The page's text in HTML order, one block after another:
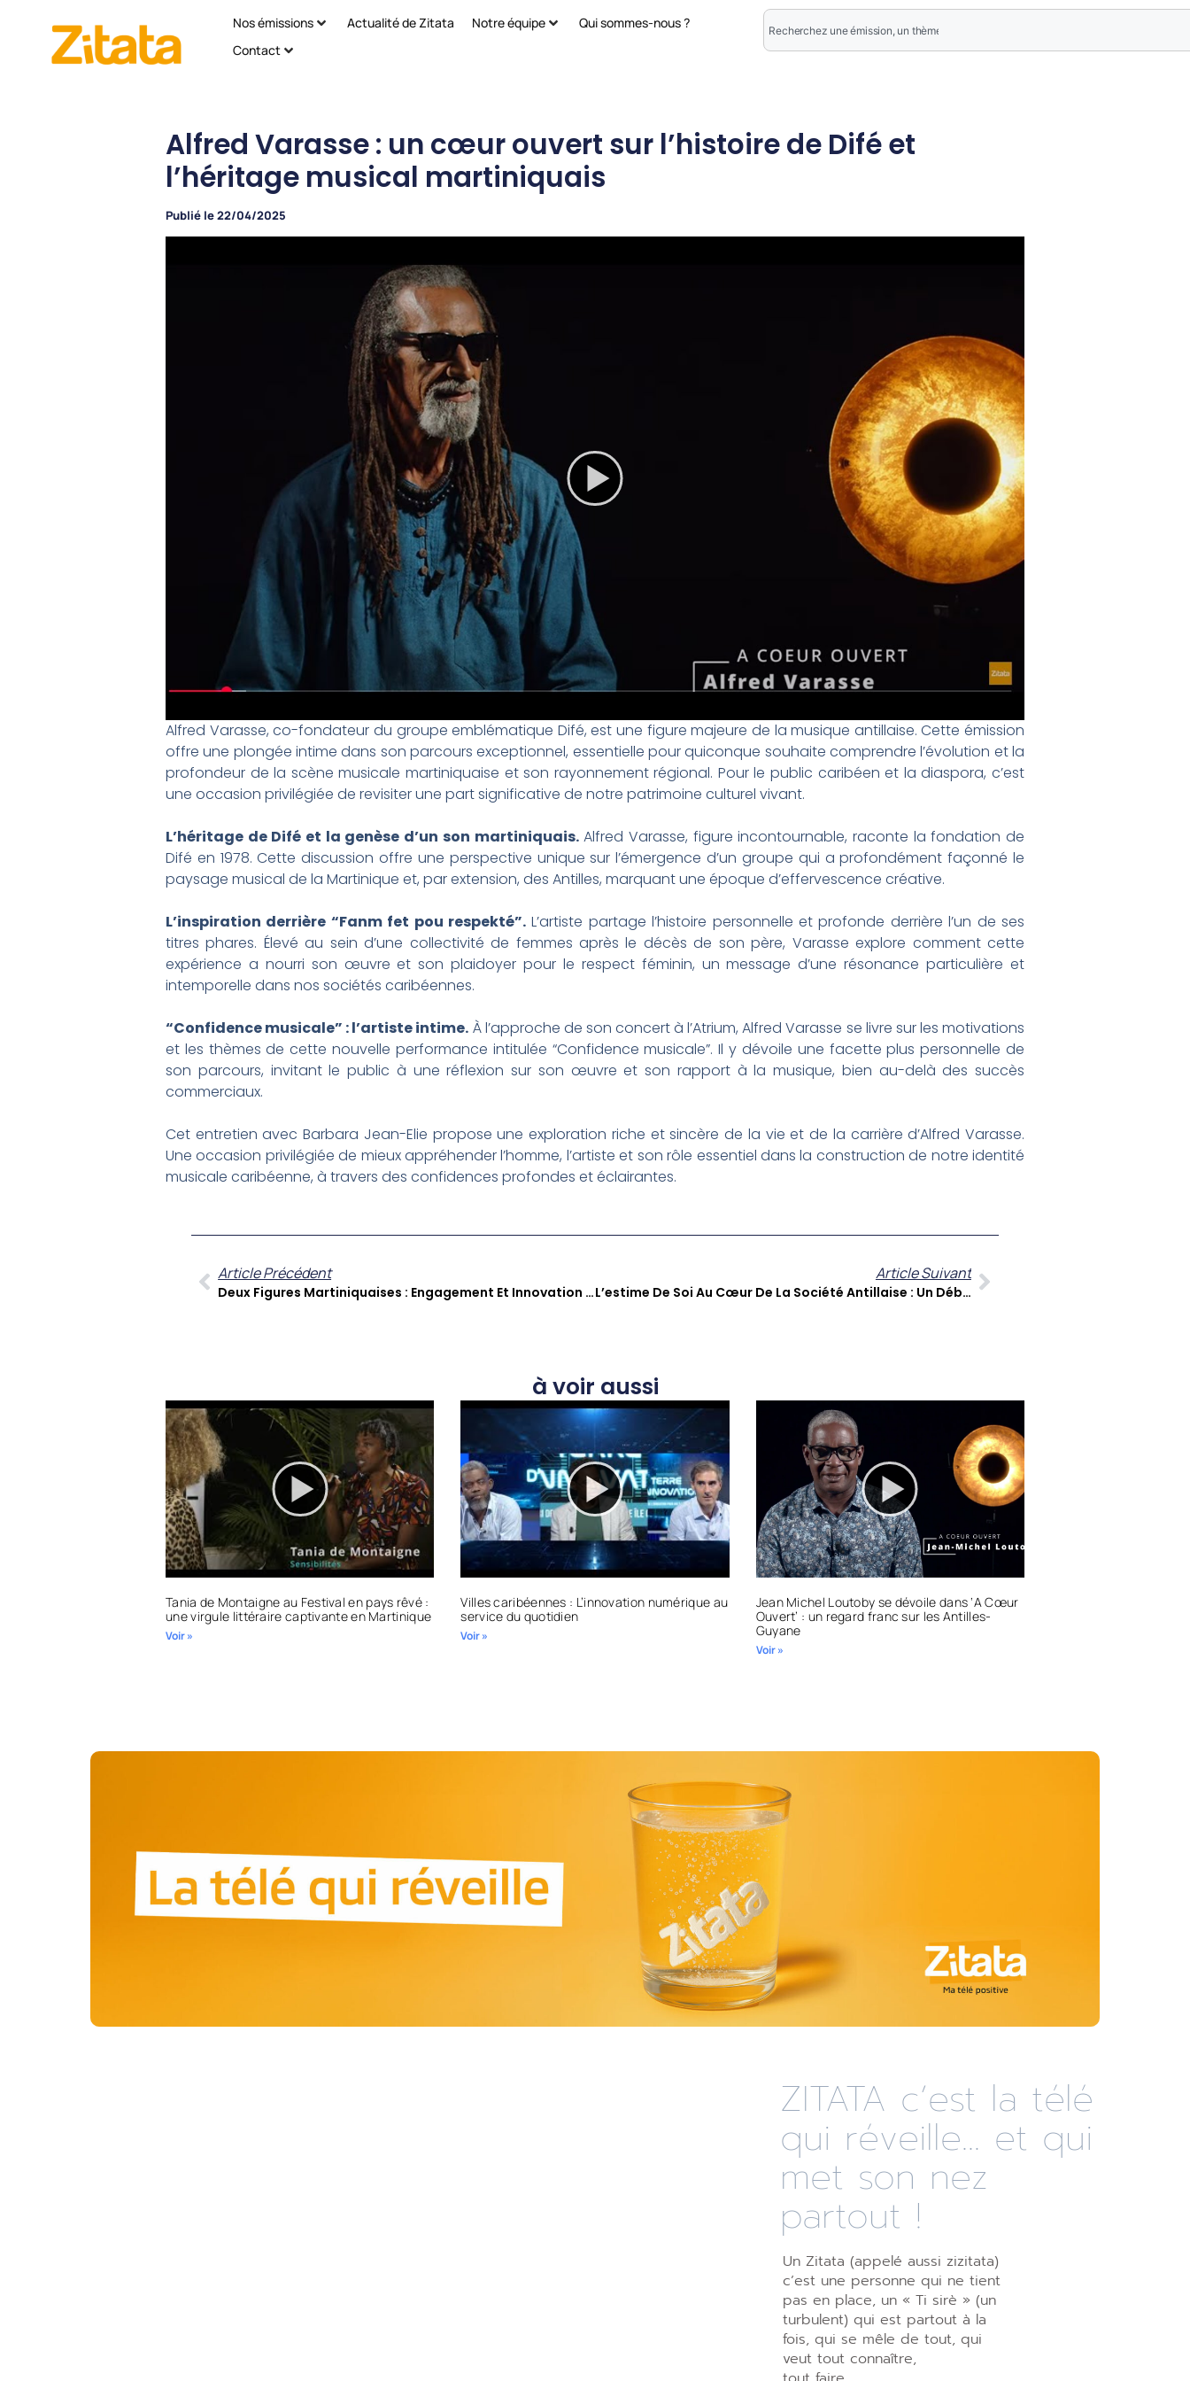
Nos émissions Actualité de Zitata Notre équipe
Qui sommes-nous ?
Contact
Alfred Varasse : un cœur ouvert sur l’histoire de Difé et
l’héritage musical martiniquais
Publié le22/04/2025
Alfred Varasse, co-fondateur du groupe emblématique Difé, est une figure majeure de la musique antillaise. Cette émission
offre une plongée intime dans son parcours exceptionnel, essentielle pour quiconque souhaite comprendre l’évolution et la
profondeur de la scène musicale martiniquaise et son rayonnement régional. Pour le public caribéen et la diaspora, c’est
une occasion privilégiée de revisiter une part significative de notre patrimoine culturel vivant.
L’héritage de Difé et la genèse d’un son martiniquais.Alfred Varasse, figure incontournable, raconte la fondation de
Difé en 1978. Cette discussion offre une perspective unique sur l’émergence d’un groupe qui a profondément façonné le
paysage musical de la Martinique et, par extension, des Antilles, marquant une époque d’effervescence créative.
L’inspiration derrière “Fanm fet pou respekté”. L’artiste partage l’histoire personnelle et profonde derrière l’un de ses
titres phares. Élevé au sein d’une collectivité de femmes après le décès de son père, Varasse explore comment cette
expérience a nourri son œuvre et son plaidoyer pour le respect féminin, un message d’une résonance particulière et
intemporelle dans nos sociétés caribéennes.
“Confidence musicale” : l’artiste intime. À l’approche de son concert à l’Atrium, Alfred Varasse se livre sur les motivations
et les thèmes de cette nouvelle performance intitulée “Confidence musicale”. Il y dévoile une facette plus personnelle de
son parcours, invitant le public à une réflexion sur son œuvre et son rapport à la musique, bien au-delà des succès
commerciaux.
Cet entretien avec Barbara Jean-Elie propose une exploration riche et sincère de la vie et de la carrière d’Alfred Varasse.
Une occasion privilégiée de mieux appréhender l’homme, l’artiste et son rôle essentiel dans la construction de notre identité
musicale caribéenne, à travers des confidences profondes et éclairantes.
Article Précédent
Deux Figures Martiniquaises : Engagement Et Innovation Au Féminin
Article Suivant
L’estime De Soi Au Cœur De La Société Antillaise : Un Débat Essentiel Sur LAKOU PAPA
à voir aussi
Tania de Montaigne au Festival en pays rêvé :
une virgule littéraire captivante en Martinique
Voir »
Villes caribéennes : L’innovation numérique au
service du quotidien
Voir »
Jean Michel Loutoby se dévoile dans ‘A Cœur
Ouvert’ : un regard franc sur les Antilles-
Guyane
Voir »
ZITATA c’est la télé
qui réveille... et qui
met son nez
partout !
Un Zitata (appelé aussi zizitata)
c’est une personne qui ne tient
pas en place, un « Ti sirè » (un
turbulent) qui est partout à la
fois, qui se mêle de tout, qui
veut tout connaître,